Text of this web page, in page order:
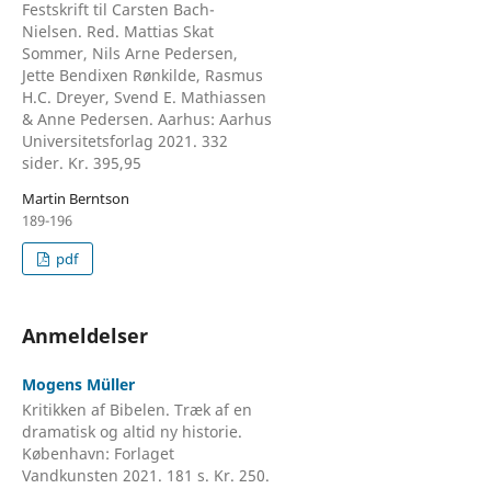
Festskrift til Carsten Bach-
Nielsen. Red. Mattias Skat
Sommer, Nils Arne Pedersen,
Jette Bendixen Rønkilde, Rasmus
H.C. Dreyer, Svend E. Mathiassen
& Anne Pedersen. Aarhus: Aarhus
Universitetsforlag 2021. 332
sider. Kr. 395,95
Martin Berntson
189-196
pdf
Anmeldelser
Mogens Müller
Kritikken af Bibelen. Træk af en
dramatisk og altid ny historie.
København: Forlaget
Vandkunsten 2021. 181 s. Kr. 250.